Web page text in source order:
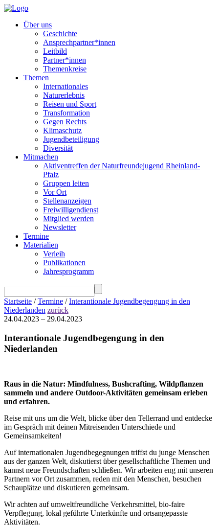
Über uns
Geschichte
Ansprechpartner*innen
Leitbild
Partner*innen
Themenkreise
Themen
Internationales
Naturerlebnis
Reisen und Sport
Transformation
Gegen Rechts
Klimaschutz
Jugendbeteiligung
Diversität
Mitmachen
Aktiventreffen der Naturfreundejugend Rheinland-
Pfalz
Gruppen leiten
Vor Ort
Stellenanzeigen
Freiwilligendienst
Mitglied werden
Newsletter
Termine
Materialien
Verleih
Publikationen
Jahresprogramm
Startseite /Termine /Interantionale Jugendbegengung in den
Niederlanden zurück
24.04.2023 – 29.04.2023
Interantionale Jugendbegengung in den
Niederlanden
Raus in die Natur: Mindfulness, Bushcrafting, Wildpflanzen
sammeln und andere Outdoor-Aktivitäten gemeinsam erleben
und erfahren.
Reise mit uns um die Welt, blicke über den Tellerrand und entdecke
im Gespräch mit deinen Mitreisenden Unterschiede und
Gemeinsamkeiten!
Auf internationalen Jugendbegegnungen triffst du junge Menschen
aus der ganzen Welt, diskutierst über gesellschaftliche Themen und
kannst neue Freundschaften schließen. Wir arbeiten eng mit unseren
Partnern vor Ort zusammen, reden mit den Menschen, besuchen
Schauplätze und diskutieren gemeinsam.
Wir achten auf umweltfreundliche Verkehrsmittel, bio-faire
Verpflegung, lokal geführte Unterkünfte und ortsangepasste
Aktivitäten.